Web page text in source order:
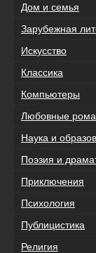
Дом и семья
Зарубежная
Искусство
Классика
Компьютеры
Любовные
Наука и
Поэзия и
Приключения
Психология
Публицистика
Религия